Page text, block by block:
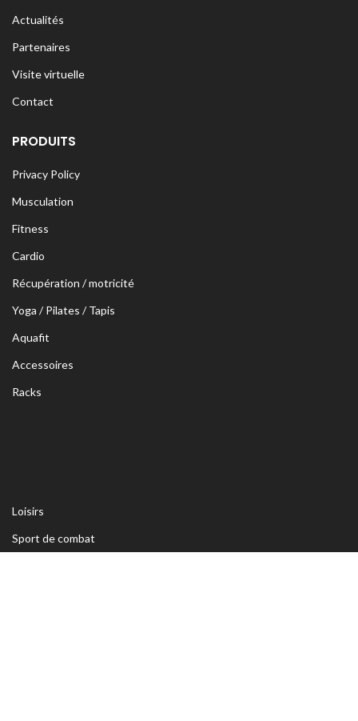
Actualités
Partenaires
Visite virtuelle
Contact
PRODUITS
Privacy Policy
Musculation
Fitness
Cardio
Récupération / motricité
Yoga / Pilates / Tapis
Aquafit
Accessoires
Racks
Loisirs
Sport de combat